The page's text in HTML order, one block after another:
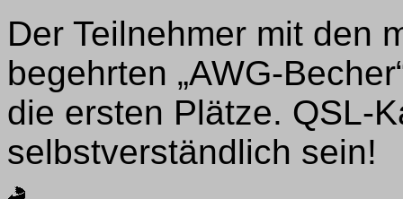
Der Teilnehmer mit den
begehrten „AWG-
die ersten Plätze. QSL-
selbstverständlich sein!